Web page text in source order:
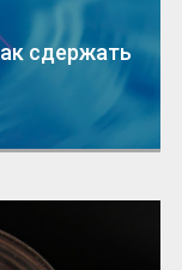
сдержать